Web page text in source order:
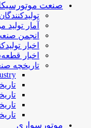
صنعت
آمار
انجمن
اخبار
اخبار
تاریخچه
موتورسواری